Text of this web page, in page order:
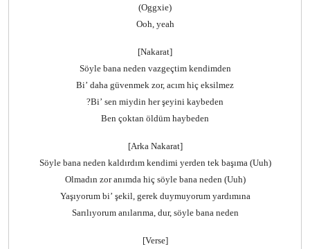
(Oggxie)
Ooh, yeah
[Nakarat]
Söyle bana neden vazgeçtim kendimden
Bi’ daha güvenmek zor, acım hiç eksilmez
Bi’ sen miydin her şeyini kaybeden?
Ben çoktan öldüm haybeden
[Arka Nakarat]
Söyle bana neden kaldırdım kendimi yerden tek başıma (Uuh)
Olmadın zor anımda hiç söyle bana neden (Uuh)
Yaşıyorum bi’ şekil, gerek duymuyorum yardımına
Sarılıyorum anılarıma, dur, söyle bana neden
[Verse]